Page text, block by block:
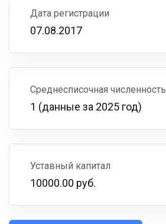
Дата регистрации
07.08.2017
Среднесписочная численность
1 (данные за 2025 год)
Уставный капитал
10000.00 руб.